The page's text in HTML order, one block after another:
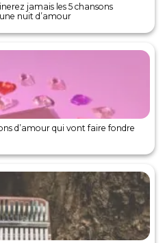
jamais les 5 chansons
nuit d’amour
d’amour qui vont faire fondre